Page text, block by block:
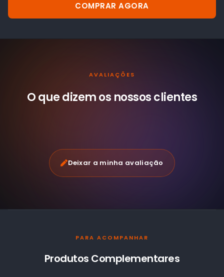
COMPRAR AGORA
AVALIAÇÕES
O que dizem os nossosclientes
Deixar a minha avaliação
PARA ACOMPANHAR
Produtos Complementares